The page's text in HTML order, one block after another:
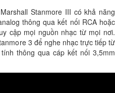
Stanmore III có khả năng
thông qua kết nối RCA hoặc
cập mọi nguồn nhạc từ mọi nơi.
3 để nghe nhạc trực tiếp từ
thông qua cáp kết nối 3,5mm